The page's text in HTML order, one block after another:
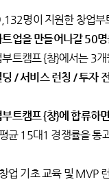
명이 지원한 창업부
트업을 만들어나갈 50명
부트캠프 {창}에서는 3개
딩 / 서비스 런칭 / 투자
트캠프 {창}에 합류하면,
균 15대1 경쟁률을 통
업 기초 교육 및 MVP